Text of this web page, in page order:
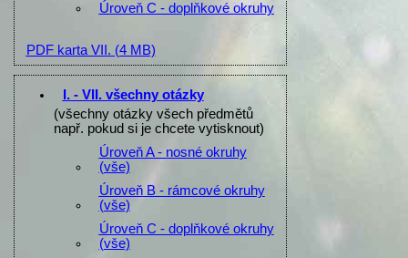
Úroveň C - doplňkové okruhy
PDF karta VII. (4 MB)
I. - VII. všechny otázky
(všechny otázky všech předmětů
např. pokud si je chcete vytisknout)
Úroveň A - nosné okruhy
(vše)
Úroveň B - rámcové okruhy
(vše)
Úroveň C - doplňkové okruhy
(vše)